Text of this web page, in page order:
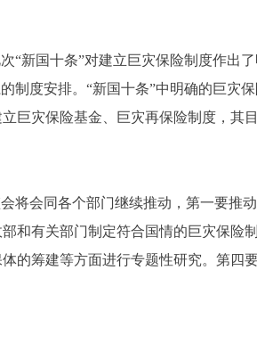
“新国十条”对建立巨灾保险制度作出
制度安排。“新国十条”中明确的巨灾
巨灾保险基金、巨灾再保险制度，其
会同各个部门继续推动，第一要推动
和有关部门制定符合国情的巨灾保险
的筹建等方面进行专题性研究。第四